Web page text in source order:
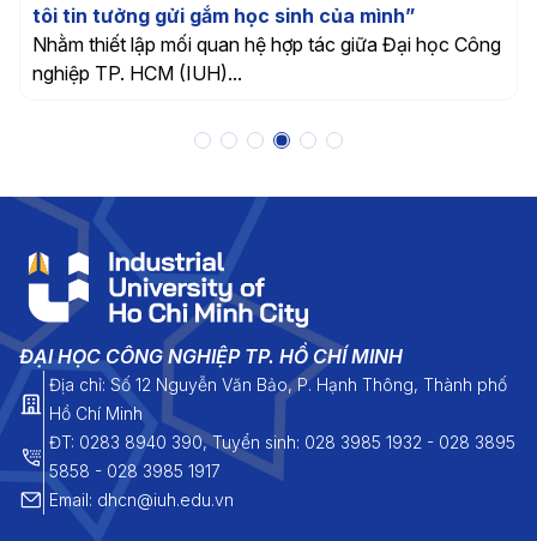
tôi tin tưởng gửi gắm học sinh của mình”
Nhằm thiết lập mối quan hệ hợp tác giữa Đại học Công
nghiệp TP. HCM (IUH)...
ĐẠI HỌC CÔNG NGHIỆP TP. HỒ CHÍ MINH
Địa chỉ: Số 12 Nguyễn Văn Bảo, P. Hạnh Thông, Thành phố
Hồ Chí Minh
ĐT: 0283 8940 390, Tuyển sinh: 028 3985 1932 - 028 3895
5858 - 028 3985 1917
Email: dhcn@iuh.edu.vn